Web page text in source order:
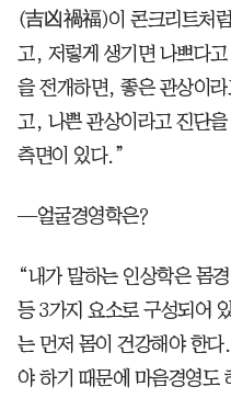
(吉凶禍福)이 콘크리트처
고, 저렇게 생기면 나쁘다
을 전개하면, 좋은 관상이
고, 나쁜 관상이라고 진단
측면이 있다.”
—얼굴경영학은?
“내가 말하는 인상학은 몸
등 3가지 요소로 구성되어
는 먼저 몸이 건강해야 한
야 하기 때문에 마음경영도